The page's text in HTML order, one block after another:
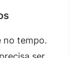
no tempo.